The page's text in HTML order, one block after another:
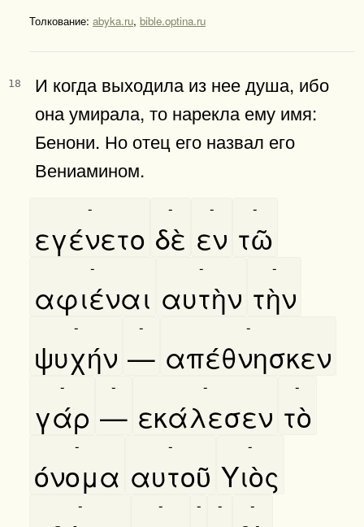
Толкование: abyka.ru, bible.optina.ru
18
И когда выходила из нее душа, ибо
она умирала, то нарекла ему имя:
Бенони. Но отец его назвал его
Вениамином.
εγένετο
-
δὲ
-
εν
-
τῶ
-
αφιέναι
-
αυτὴν
-
τὴν
-
ψυχήν
-
—
-
απέθνησκεν
-
γάρ
-
—
-
εκάλεσεν
-
τὸ
-
όνομα
-
αυτοῦ
-
Υιὸς
-
- - - - -